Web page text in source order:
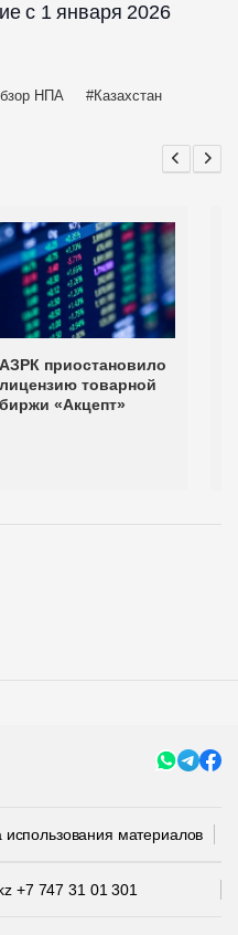
с 1 января 2026
НПА Казахстан
АЗРК приостановило
лицензию товарной
биржи «Акцепт»
использования материалов
+7 747 31 01 301